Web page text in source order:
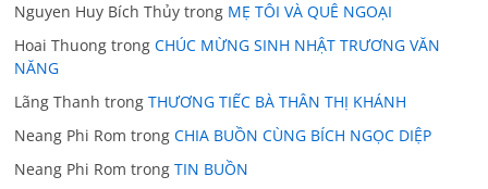
Nguyen Huy Bích Thủy trong MẸ TÔI VÀ QUÊ NGOẠI
Hoai Thuong trongCHÚC MỪNG SINH NHẬT TRƯƠNG VĂN
NĂNG
Lãng Thanh trongTHƯƠNG TIẾC BÀ THÂN THỊ KHÁNH
Neang Phi Rom trongCHIA BUỒN CÙNG BÍCH NGỌC DIỆP
Neang Phi Rom trongTIN BUỒN